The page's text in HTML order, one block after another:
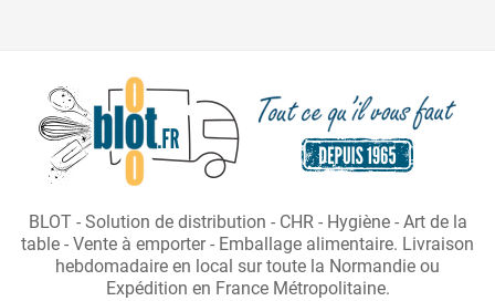
BLOT - Solution de distribution - CHR - Hygiène - Art de la
table - Vente à emporter - Emballage alimentaire. Livraison
hebdomadaire en local sur toute la Normandie ou
Expédition en France Métropolitaine.